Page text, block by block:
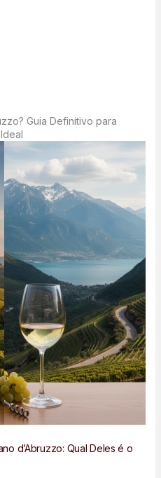
Guia Definitivo para
d’Abruzzo: Qual Deles é o